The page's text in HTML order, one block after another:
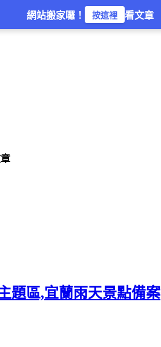
題區,宜蘭雨天景點備案
網站搬家囉！ 按這裡 看文章